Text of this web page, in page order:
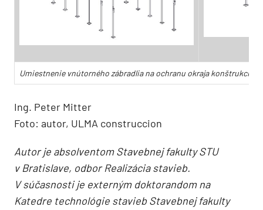
Umiestnenie vnútorného zábradlia na ochranu okraja konštrukcie
Ing. Peter Mitter
Foto: autor, ULMA construccion
Autor je absolventom Stavebnej fakulty STU
v Bratislave, odbor Realizácia stavieb.
V súčasnosti je externým doktorandom na
Katedre technológie stavieb Stavebnej fakulty